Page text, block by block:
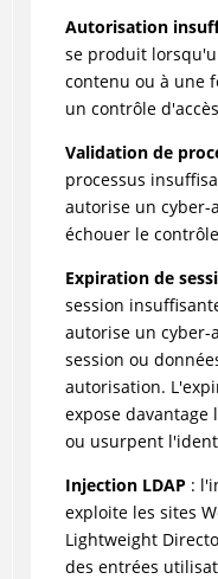
Autorisation
se produit
contenu ou à une
un contrôle
Validation de
processus
autorise un
échouer le
Expiration de
session
autorise un
session ou
autorisation.
expose davantage
ou usurpent
Injection LDAP :
exploite les sites
Lightweight
des entrées